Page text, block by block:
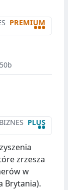
PREMIUM
•••
BIZNES PLUS
••
zrzesza
w
Brytania).